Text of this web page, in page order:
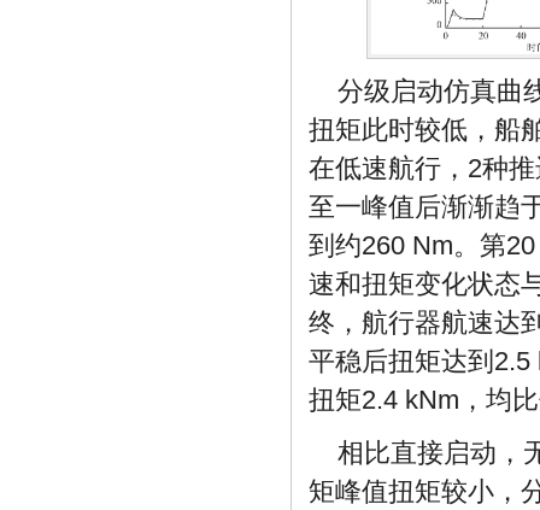
分级启动仿真曲
扭矩此时较低，船
在低速航行，2种
至一峰值后渐渐趋
到约260 Nm。第
速和扭矩变化状态
终，航行器航速达
平稳后扭矩达到
扭矩2.4 kNm，均
相比直接启动，
矩峰值扭矩较小，